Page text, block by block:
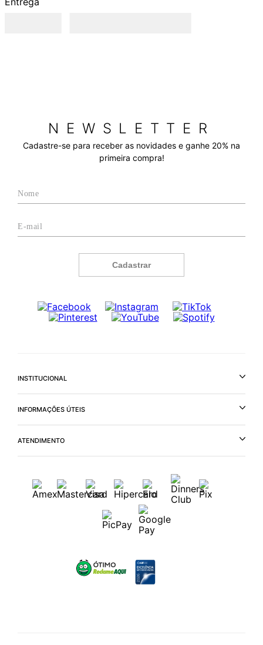
NEWSLETTER
Cadastre-se para receber as novidades e ganhe 20% na
primeira compra!
Cadastrar
INSTITUCIONAL
INFORMAÇÕES ÚTEIS
ATENDIMENTO